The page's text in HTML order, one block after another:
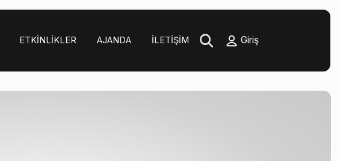
ETKINLIKLER AJANDA İLETIŞIM Giriş